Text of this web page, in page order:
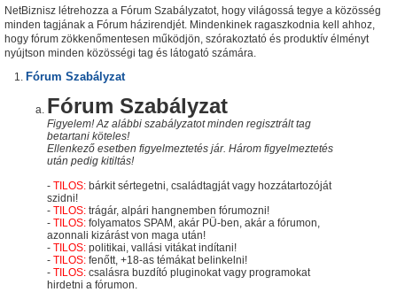
NetBiznisz létrehozza a Fórum Szabályzatot, hogy világossá tegye a közösség
minden tagjának a Fórum házirendjét. Mindenkinek ragaszkodnia kell ahhoz,
hogy fórum zökkenőmentesen működjön, szórakoztató és produktív élményt
nyújtson minden közösségi tag és látogató számára.
Fórum Szabályzat
Fórum Szabályzat
Figyelem! Az alábbi szabályzatot minden regisztrált tag
betartani köteles!
Ellenkező esetben figyelmeztetés jár. Három figyelmeztetés
után pedig kitiltás!
- TILOS: bárkit sértegetni, családtagját vagy hozzátartozóját
szidni!
- TILOS: trágár, alpári hangnemben fórumozni!
- TILOS: folyamatos SPAM, akár PÜ-ben, akár a fórumon,
azonnali kizárást von maga után!
- TILOS: politikai, vallási vitákat indítani!
- TILOS: fenőtt, +18-as témákat belinkelni!
- TILOS: csalásra buzdító pluginokat vagy programokat
hirdetni a fórumon.